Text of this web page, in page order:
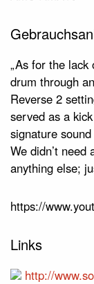
„As for the lack
drum through
Reverse 2
served as a
signature
We didn’t
anything else;
https://
Links
http://